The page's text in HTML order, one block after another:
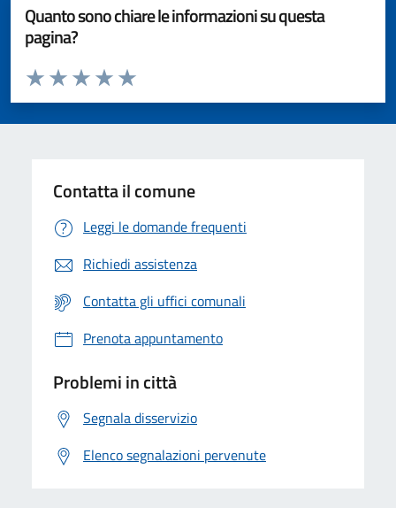
Quanto sono chiare le informazioni su questa
pagina?
Valuta da 1 a 5 stelle la pagina
Valuta 5 stelle su 5
Valuta 4 stelle su 5
Valuta 3 stelle su 5
Valuta 2 stelle su 5
Valuta 1 stelle su 5
Contatta il comune
Leggi le domande frequenti
Richiedi assistenza
Contatta gli uffici comunali
Prenota appuntamento
Problemi in città
Segnala disservizio
Elenco segnalazioni pervenute